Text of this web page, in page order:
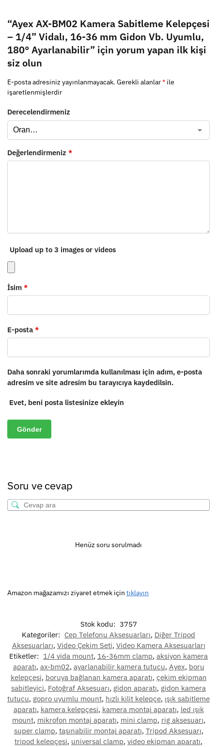
“Ayex AX-BM02 Kamera Sabitleme Kelepçesi
– 1/4” Vidalı, 16-36 mm Gidon Vb. Uyumlu,
180° Ayarlanabilir” için yorum yapan ilk kişi
siz olun
E-posta adresiniz yayınlanmayacak. Gerekli alanlar* ile
işaretlenmişlerdir
Derecelendirmeniz
Değerlendirmeniz *
Upload up to 3 images or videos
İsim *
E-posta *
Daha sonraki yorumlarımda kullanılması için adım, e-posta
adresim ve site adresim bu tarayıcıya kaydedilsin.
Evet, beni posta listesinize ekleyin
Soru ve cevap
Henüz soru sorulmadı
Amazon mağazamızı ziyaret etmek için tıklayın
Stok kodu: 3757
Kategoriler: Cep Telefonu Aksesuarları, Diğer Tripod
Aksesuarları, Video Çekim Seti, Video Kamera Aksesuarları
Etiketler: 1/4 vida mount, 16-36mm clamp, aksiyon kamera
aparatı, ax-bm02, ayarlanabilir kamera tutucu, Ayex, boru
kelepçesi, boruya bağlanan kamera aparatı, çekim ekipman
sabitleyici, Fotoğraf Aksesuarı, gidon aparatı, gidon kamera
tutucu, gopro uyumlu mount, hızlı kilit kelepçe, ışık sabitleme
aparatı, kamera kelepçesi, kamera montaj aparatı, led ışık
mount, mikrofon montaj aparatı, mini clamp, rig aksesuarı,
super clamp, taşınabilir montaj aparatı, Tripod Aksesuarı,
tripod kelepçesi, universal clamp, video ekipman aparatı,